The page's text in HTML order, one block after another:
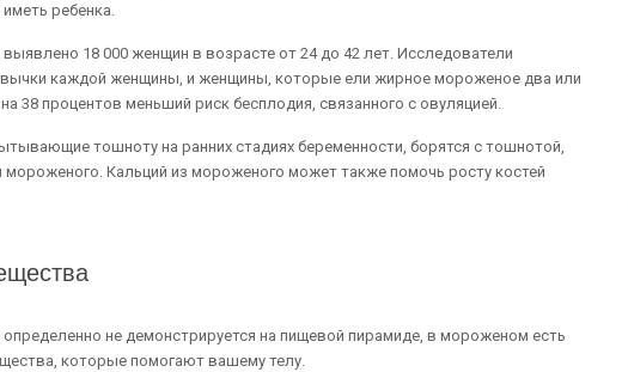
ребенка.
18 000 женщин в возрасте от 24 до 42 лет. Исследователи
каждой женщины, и женщины, которые ели жирное мороженое два или
38 процентов меньший риск бесплодия, связанного с овуляцией.
тошноту на ранних стадиях беременности, борятся с тошнотой,
мороженого. Кальций из мороженого может также помочь росту костей
не демонстрируется на пищевой пирамиде, в мороженом есть
которые помогают вашему телу.